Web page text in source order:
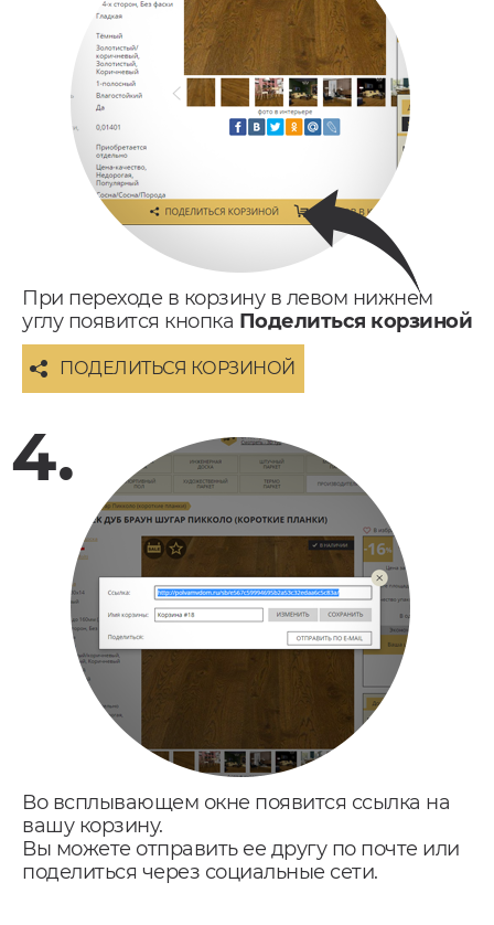
При переходе в корзину в левом нижнем
углу появится кнопка Поделиться корзиной
ПОДЕЛИТЬСЯ КОРЗИНОЙ
4.
Во всплывающем окне появится ссылка на
вашу корзину.
Вы можете отправить ее другу по почте или
поделиться через социальные сети.